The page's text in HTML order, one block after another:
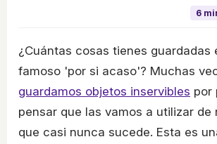
6
¿Cuántas cosas tienes guardadas
famoso 'por si acaso'? Muchas
guardamos objetos inservibles por
pensar que las vamos a utilizar de
que casi nunca sucede. Esta es